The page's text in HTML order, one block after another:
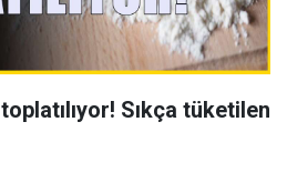
Sıkça tüketilen